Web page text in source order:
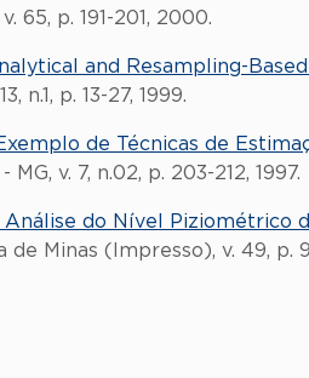
65, p. 191-201, 2000.
and Resampling-
n.1, p. 13-27, 1999.
de Técnicas de
v. 7, n.02, p. 203-212, 1997.
Análise do Nível Piziométrico
de Minas (Impresso), v. 49, p.